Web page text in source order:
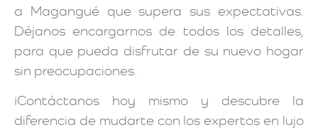
a Magangué que supera sus expectativas.
Déjanos encargarnos de todos los detalles,
para que pueda disfrutar de su nuevo hogar
sin preocupaciones.
¡Contáctanos hoy mismo y descubre la
diferencia de mudarte con los expertos en lujo